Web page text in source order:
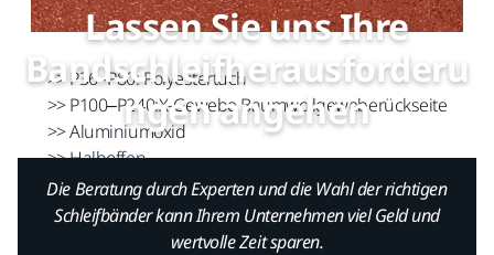
Lassen Sie uns Ihre
Bandschleifherausforderu
ngen angehen
Die Beratung durch Experten und die Wahl der richtigen
Schleifbänder kann Ihrem Unternehmen viel Geld und
wertvolle Zeit sparen.
>> P36–P80: Polyestertuch
>> P100–P240:X-Gewebe Baumwollgeweberückseite
>> Aluminiumoxid
>> Halboffen